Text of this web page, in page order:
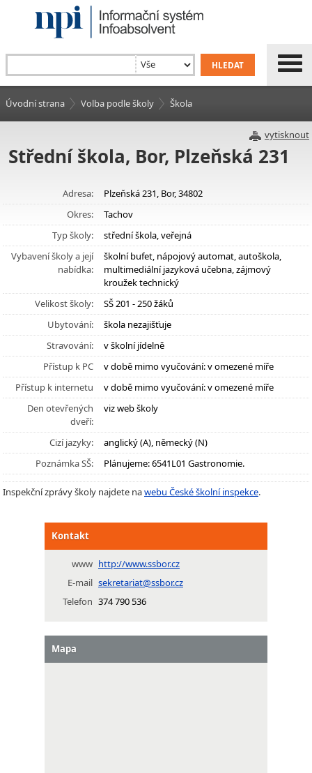
Úvodní strana Volba podle školy Škola
vytisknout
Střední škola, Bor, Plzeňská 231
Adresa:
Plzeňská 231, Bor, 34802
Okres:
Tachov
Typ školy:
střední škola, veřejná
Vybavení školy a její
nabídka:
školní bufet, nápojový automat, autoškola,
multimediální jazyková učebna, zájmový
kroužek technický
Velikost školy:
SŠ 201 - 250 žáků
Ubytování:
škola nezajišťuje
Stravování:
v školní jídelně
Přístup k PC
v době mimo vyučování: v omezené míře
Přístup k internetu
v době mimo vyučování: v omezené míře
Den otevřených
dveří:
viz web školy
Cizí jazyky:
anglický (A), německý (N)
Poznámka SŠ:
Plánujeme: 6541L01 Gastronomie.
Inspekční zprávy školy najdete nawebu České školní inspekce.
Kontakt
www http://www.ssbor.cz
E-mail sekretariat@ssbor.cz
Telefon 374 790 536
Mapa